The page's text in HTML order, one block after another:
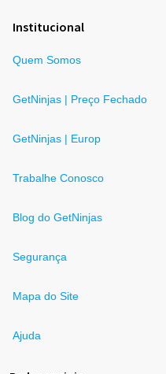
Institucional
Quem Somos
GetNinjas | Preço Fechado
GetNinjas | Europ
Trabalhe Conosco
Blog do GetNinjas
Segurança
Mapa do Site
Ajuda